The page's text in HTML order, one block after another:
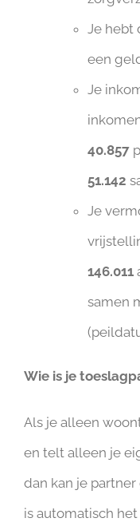
Je hebt
een
Je
40.857
51.142
Je
146.011
samen
Wie is je
Als je alleen
en telt alleen je
dan kan je
is automatisch